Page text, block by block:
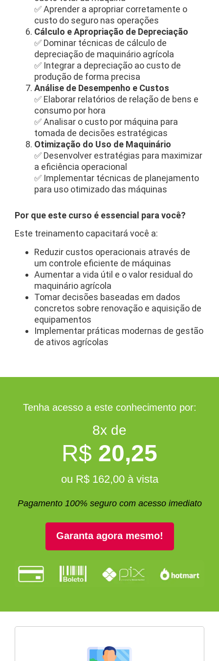
✅ Aprender a apropriar corretamente o
custo do seguro nas operações
Cálculo e Apropriação de Depreciação
✅ Dominar técnicas de cálculo de
depreciação de maquinário agrícola
✅ Integrar a depreciação ao custo de
produção de forma precisa
Análise de Desempenho e Custos
✅ Elaborar relatórios de relação de bens e
consumo por hora
✅ Analisar o custo por máquina para
tomada de decisões estratégicas
Otimização do Uso de Maquinário
✅ Desenvolver estratégias para maximizar
a eficiência operacional
✅ Implementar técnicas de planejamento
para uso otimizado das máquinas
Por que este curso é essencial para você?
Este treinamento capacitará você a:
Reduzir custos operacionais através de
um controle eficiente de máquinas
Aumentar a vida útil e o valor residual do
maquinário agrícola
Tomar decisões baseadas em dados
concretos sobre renovação e aquisição de
equipamentos
Implementar práticas modernas de gestão
de ativos agrícolas
Tenha acesso a este conhecimento por:
8x de
R$ 20,25
ou R$ 162,00 à vista
Pagamento 100% seguro com acesso imediato
Garanta agora mesmo!